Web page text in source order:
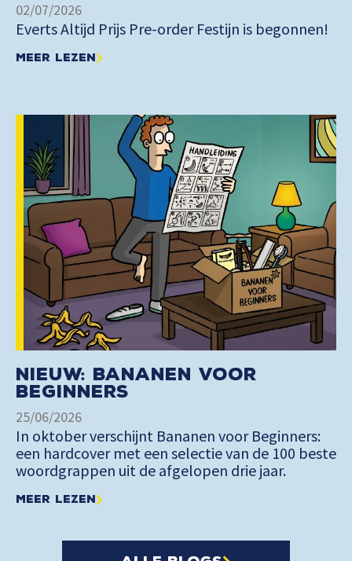
02/07/2026
Everts Altijd Prijs Pre-order Festijn is begonnen!
Meer lezen
Nieuw: Bananen voor
Beginners
25/06/2026
In oktober verschijnt Bananen voor Beginners:
een hardcover met een selectie van de 100 beste
woordgrappen uit de afgelopen drie jaar.
Meer lezen